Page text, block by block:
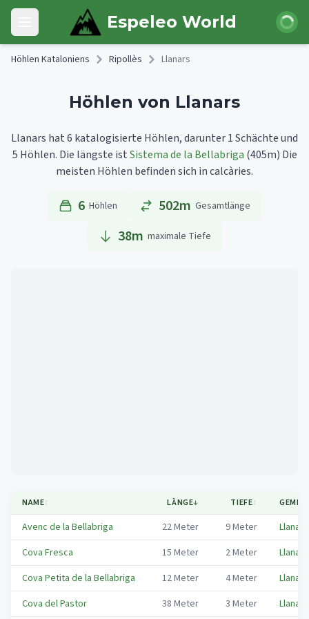
Skip to main content
Open main menu Espeleo World
Höhlen Kataloniens Ripollès Llanars
Höhlen von Llanars
Llanars hat 6 katalogisierte Höhlen, darunter 1 Schächte und
5 Höhlen. Die längste istSistema de la Bellabriga (405m) Die
meisten Höhlen befinden sich in calcàries.
6 Höhlen 502m Gesamtlänge
38m maximale Tiefe
NAME↕ LÄNGE↓ TIEFE↕
Avenc de la Bellabriga 22Meter 9Meter
Llanars
Cova Fresca
15 Meter 2Meter
Llanars
Cova Petita de la Bellabriga
12Meter 4Meter
Llanars
Cova del Pastor
38 Meter 3 Meter Llanars